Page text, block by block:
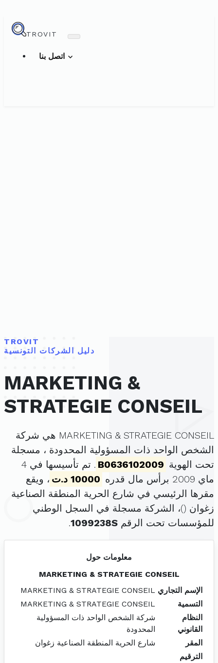
TROVIT
TROVIT
دليل الشركات التونسية
MARKETING &
STRATEGIE CONSEIL
MARKETING & STRATEGIE CONSEIL هي شركة
الشخص الواحد ذات المسؤولية المحدودة ، مسجلة
تحت الهوية B0636102009
. تم تأسيسها في 4
ماي 2009 برأس مال قدره
10000 د.ت
، ويقع
مقرها الرئيسي في شارع الحرية المنطقة الصناعية
زغوان ()، الشركة مسجلة في السجل الوطني
للمؤسسات تحت الرقم 1099238S
.
معلومات حول
MARKETING & STRATEGIE CONSEIL
الإسم التجاري MARKETING & STRATEGIE CONSEIL
التسمية
MARKETING & STRATEGIE CONSEIL
النظام
القانوني
شركة الشخص الواحد ذات المسؤولية
المحدودة
المقر
شارع الحرية المنطقة الصناعية زغوان
الترقيم